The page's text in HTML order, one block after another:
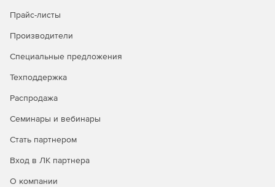
Автоматизация исправления неполадок; запуск
Интеграция со службой HelpDesk для
тенденций производительности, использования и
пропускной способности сети.
Отправка отчетов по электронной почте, сохранение
Прайс-листы
Производители
Специальные предложения
Техподдержка
Распродажа
Семинары и вебинары
Стать партнером
Вход в ЛК партнера
О компании